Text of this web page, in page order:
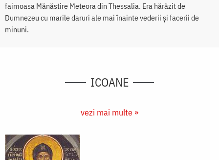
faimoasa Mănăstire Meteora din Thessalia. Era hărăzit de
Dumnezeu cu marile daruri ale mai înainte vederii şi facerii de
minuni.
ICOANE
vezi mai multe »